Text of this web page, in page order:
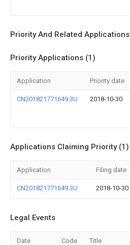
Priority And Related Applications
Priority Applications (1)
Application Priority date
CN201821771649.3U 2018-10-30
Applications Claiming Priority (1)
Application Filing date
CN201821771649.3U 2018-10-30
Legal Events
Date Code Title